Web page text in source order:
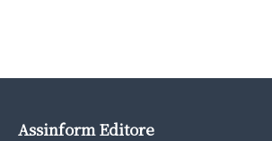
Assinform Editore